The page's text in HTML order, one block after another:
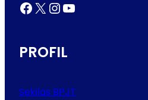
Facebook X InstagramYouTube
PROFIL
Sekilas BPJT